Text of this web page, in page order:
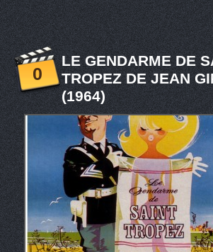
0
LE GENDARME DE
TROPEZ DE JEAN
(1964)